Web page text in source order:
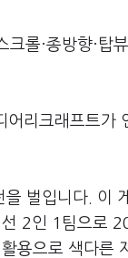
롤·종방향·탑뷰
어리크래프트가
벌입니다. 이
2인 1팀으로
용으로 색다른